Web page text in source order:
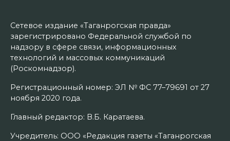
Сетевое издание «Таганрогская правда»
зарегистрировано Федеральной службой по
надзору в сфере связи, информационных
технологий и массовых коммуникаций
(Роскомнадзор).
Регистрационный номер: ЭЛ № ФС 77–79691 от 27
ноября 2020 года.
Главный редактор: В.Б. Каратаева.
Учредитель: ООО «Редакция газеты «Таганрогская